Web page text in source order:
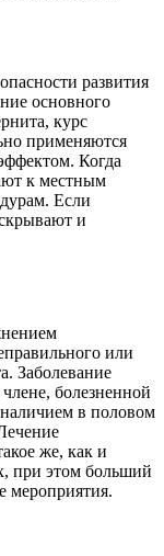
развития
основного
курс
применяются
Когда
к местным
Если
и
или
Заболевание
болезненной
в половом
же, как и
при этом больший
мероприятия.